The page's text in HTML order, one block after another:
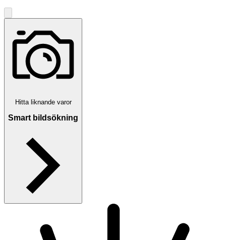
Hitta liknande varor
Smart bildsökning